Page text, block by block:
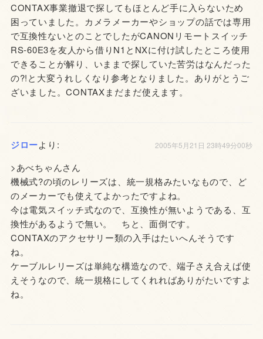
CONTAX事業撤退で探してもほとんど手に入らないため
困っていました。カメラメーカーやショップの話では専用
で互換性ないとのことでしたがCANONリモートスイッチ
RS-60E3を友人から借りN1とNXに付け試したところ使用
できることが解り、いままで探していた苦労はなんだった
の?!と大変うれしくなり参考となりました。ありがとうご
ざいました。CONTAXまだまだ使えます。
ジローより: 2005年5月21日 23時49分00秒
>あべちゃんさん
機械式?の頃のレリーズは、統一規格みたいなもので、ど
のメーカーでも使えてよかったですよね。
今は電気スイッチ式なので、互換性が無いようである、互
換性があるようで無い。 ちと、面倒です。
CONTAXのアクセサリー類の入手はたいへんそうです
ね。
ケーブルレリーズは単純な構造なので、端子さえ合えば使
えそうなので、統一規格にしてくれればありがたいですよ
ね。